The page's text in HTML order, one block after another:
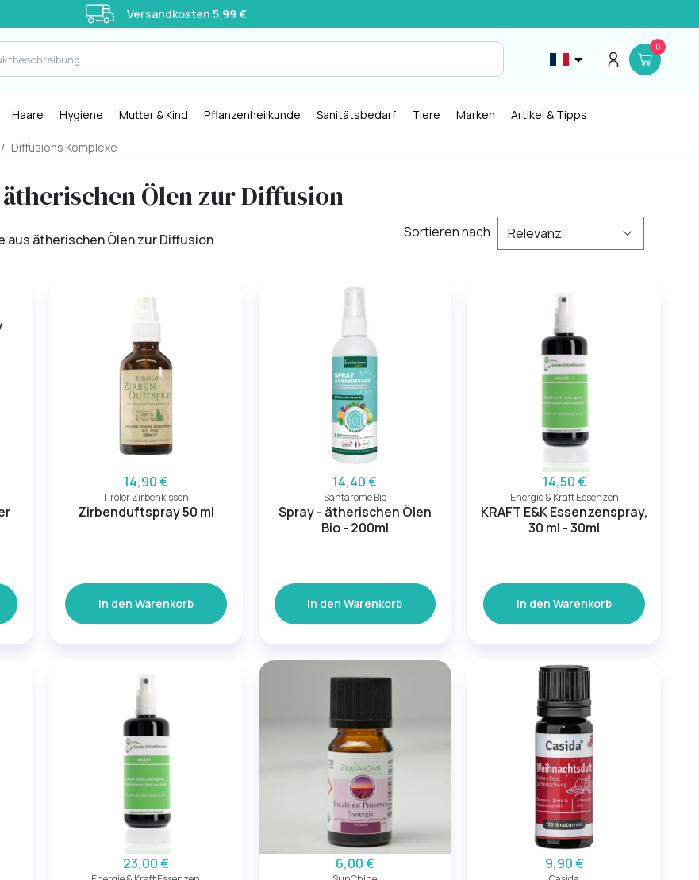
Versandkosten 5,99 €
0
Haare Hygiene Mutter & Kind Pflanzenheilkunde Sanitätsbedarf Tiere Marken Artikel & Tipps
/ Diffusions Komplexe
Ölen zur Diffusion
aus ätherischen Ölen zur Diffusion Sortieren nach
14,90 €
Tiroler Zirbenkissen
Zirbenduftspray 50 ml
In den Warenkorb
14,40 €
Santarome Bio
Spray - ätherischen Ölen
Bio - 200ml
In den Warenkorb
14,50 €
Energie & Kraft Essenzen
KRAFT E&K Essenzenspray,
30 ml - 30ml
In den Warenkorb
23,00 € 6,00 € 9,90 €